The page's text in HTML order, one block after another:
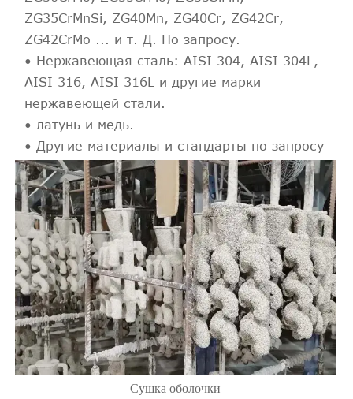
ZG35CrMnSi, ZG40Mn, ZG40Cr, ZG42Cr,
ZG42CrMo ... и т. Д. По запросу.
• Нержавеющая сталь: AISI 304, AISI 304L,
AISI 316, AISI 316L и другие марки
нержавеющей стали.
• латунь и медь.
• Другие материалы и стандарты по запросу
Сушка оболочки